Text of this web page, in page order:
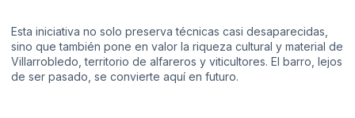
Esta iniciativa no solo preserva técnicas casi desaparecidas,
sino que también pone en valor la riqueza cultural y material de
Villarrobledo, territorio de alfareros y viticultores. El barro, lejos
de ser pasado, se convierte aquí en futuro.